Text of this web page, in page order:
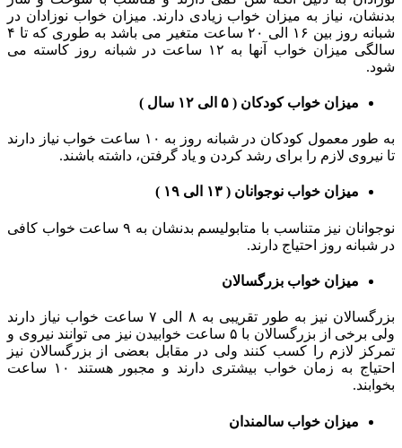
بدنشان، نیاز به میزان خواب زیادی دارند. میزان خواب نوزادان در
شبانه روز بین ۱۶ الی ۲۰ ساعت متغیر می باشد به طوری که تا ۴
سالگی میزان خواب آنها به ۱۲ ساعت در شبانه روز کاسته می
شود.
میزان خواب کودکان ( ۵ الی ۱۲ سال )
به طور معمول کودکان در شبانه روز به ۱۰ ساعت خواب نیاز دارند
تا نیروی لازم را برای رشد کردن و یاد گرفتن، داشته باشند.
میزان خواب نوجوانان ( ۱۳ الی ۱۹ )
نوجوانان نیز متناسب با متابولیسم بدنشان به ۹ ساعت خواب کافی
در شبانه روز احتیاج دارند.
میزان خواب بزرگسالان
بزرگسالان نیز به طور تقریبی به ۸ الی ۷ ساعت خواب نیاز دارند
ولی برخی از بزرگسالان با ۵ ساعت خوابیدن نیز می توانند نیروی و
تمرکز لازم را کسب کنند ولی در مقابل بعضی از بزرگسالان نیز
احتیاج به زمان خواب بیشتری دارند و مجبور هستند ۱۰ ساعت
بخوابند.
میزان خواب سالمندان